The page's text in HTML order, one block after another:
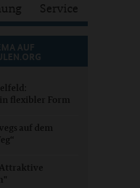
Service
AUF
flexibler Form
auf dem